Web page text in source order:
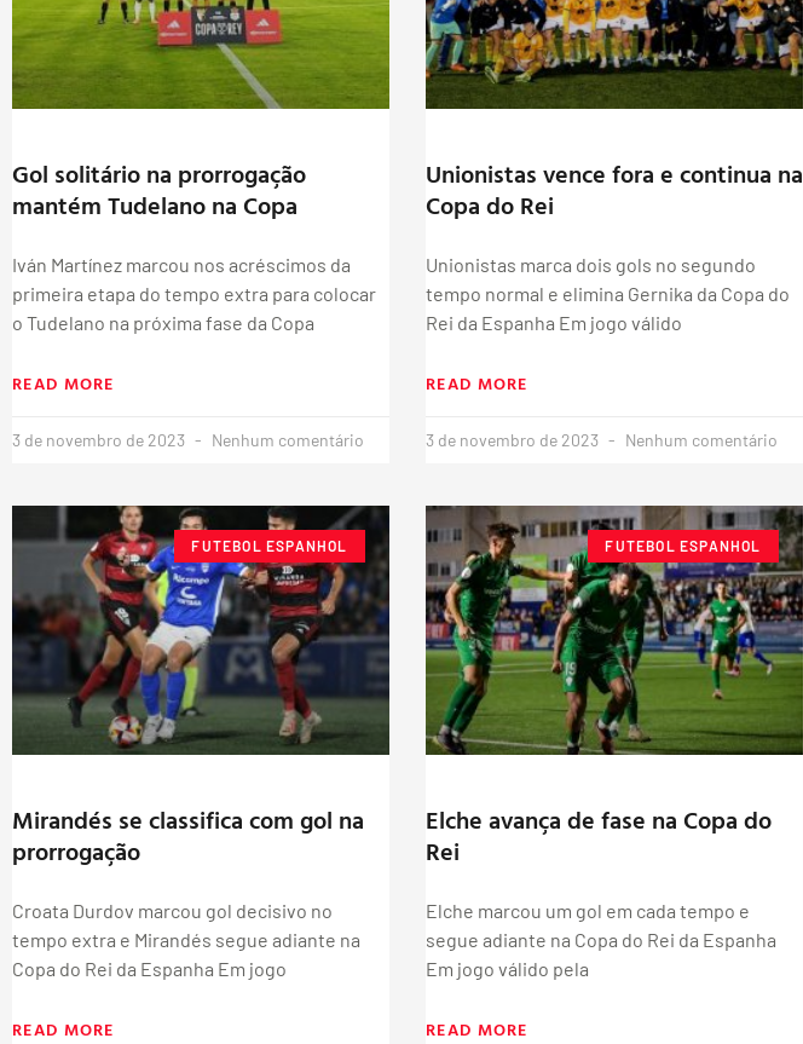
Gol solitário na prorrogação
mantém Tudelano na Copa
Iván Martínez marcou nos acréscimos da
primeira etapa do tempo extra para colocar
o Tudelano na próxima fase da Copa
READ MORE
3 de novembro de 2023 Nenhum comentário
Unionistas vence fora e continua na
Copa do Rei
Unionistas marca dois gols no segundo
tempo normal e elimina Gernika da Copa do
Rei da Espanha Em jogo válido
READ MORE
3 de novembro de 2023 Nenhum comentário
FUTEBOL ESPANHOL
Mirandés se classifica com gol na
prorrogação
Croata Durdov marcou gol decisivo no
tempo extra e Mirandés segue adiante na
Copa do Rei da Espanha Em jogo
READ MORE
FUTEBOL ESPANHOL
Elche avança de fase na Copa do
Rei
Elche marcou um gol em cada tempo e
segue adiante na Copa do Rei da Espanha
Em jogo válido pela
READ MORE